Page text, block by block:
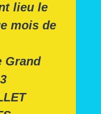
lieu le
mois de
Grand